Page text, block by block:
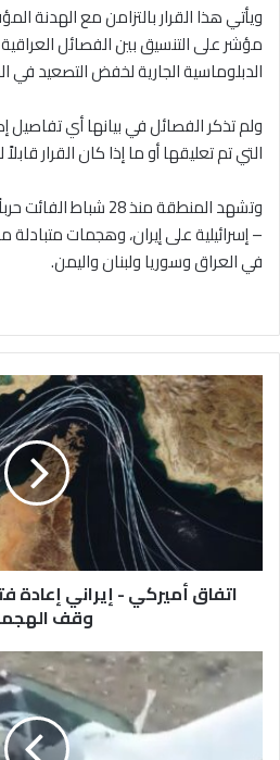
ويأتي هذا القرار بالتزامن مع الهدنة
مؤشر على التنسيق بين الفصائل
الدبلوماسية الجارية لخفض التصعيد في
ولم تذكر الفصائل في بيانها أي
التي تم تعليقها أو ما إذا كان القرار قابلاً
وتشهد المنطقة منذ 28
– إسرائيلية على إيران، وهجمات
في العراق وسوريا ولبنان واليمن.
اتفاق
أميركي
-
إيراني
إعادة
فتح
هرمز
مقابل
وقفاتفاق أميركي - إيراني
وقف
الدفاعات
الجوية
للتحالف